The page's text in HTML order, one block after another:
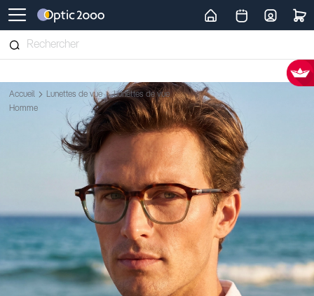
Retour vers la page d'accueil
Accueil Lunettes de vue
Lunettes de vue
Homme